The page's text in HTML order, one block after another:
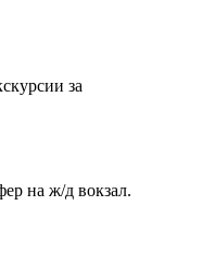
за
на ж/д вокзал.